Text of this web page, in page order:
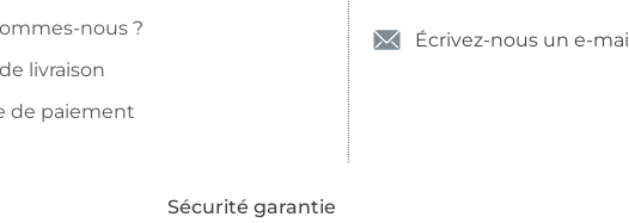
nous ?
livraison
de paiement
Écrivez-nous un e-mail
Sécurité garantie